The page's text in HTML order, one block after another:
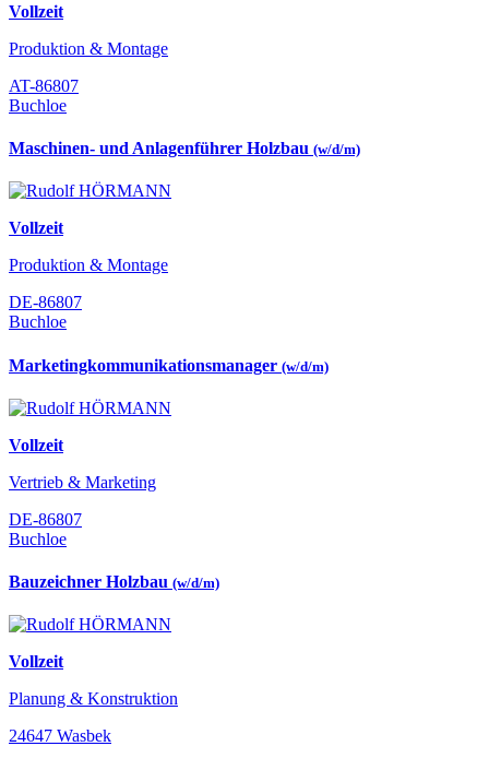
Vollzeit
Produktion & Montage
AT-86807
Buchloe
Maschinen- und Anlagenführer Holzbau (w/d/m)
Vollzeit
Produktion & Montage
DE-86807
Buchloe
Marketingkommunikationsmanager (w/d/m)
Vollzeit
Vertrieb & Marketing
DE-86807
Buchloe
Bauzeichner Holzbau (w/d/m)
Vollzeit
Planung & Konstruktion
24647 Wasbek